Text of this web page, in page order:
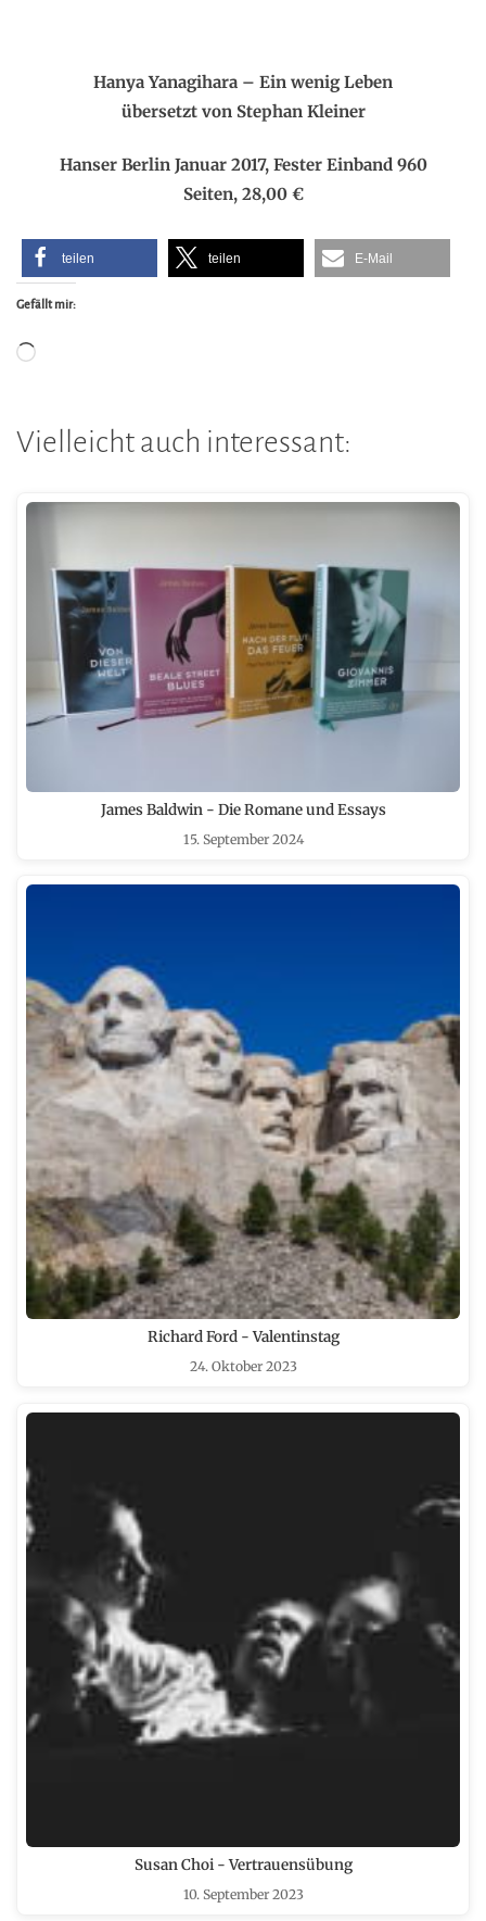
Hanya Yanagihara – Ein wenig Leben
übersetzt von Stephan Kleiner
Hanser Berlin Januar 2017, Fester Einband 960
Seiten, 28,00 €
teilen teilen E-Mail
Gefällt mir:
Wird
Vielleicht auch interessant:
James Baldwin - Die Romane und Essays
15. September 2024
Richard Ford - Valentinstag
24. Oktober 2023
Susan Choi - Vertrauensübung
10. September 2023